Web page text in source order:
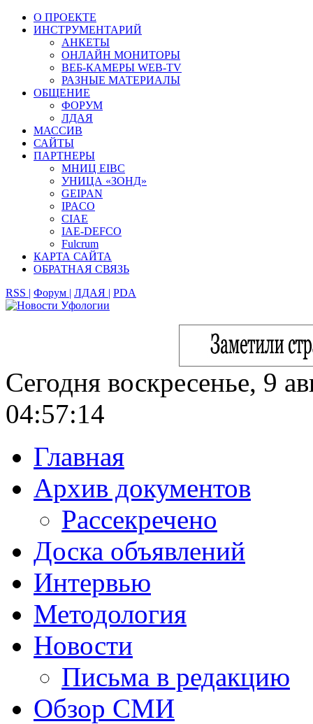
О ПРОЕКТЕ
ИНСТРУМЕНТАРИЙ
АНКЕТЫ
ОНЛАЙН МОНИТОРЫ
ВЕБ-КАМЕРЫ WEB-TV
РАЗНЫЕ МАТЕРИАЛЫ
ОБЩЕНИЕ
ФОРУМ
ЛДАЯ
МАССИВ
САЙТЫ
ПАРТНЕРЫ
МНИЦ EIBC
УНИЦА «ЗОНД»
GEIPAN
IPACO
CIAE
IAE-DEFCO
Fulcrum
КАРТА САЙТА
ОБРАТНАЯ СВЯЗЬ
RSS | Форум | ЛДАЯ | PDA
Сегодня воскресенье, 9
04:57:15
Главная
Архив документов
Рассекречено
Доска объявлений
Интервью
Методология
Новости
Письма в редакцию
Обзор СМИ